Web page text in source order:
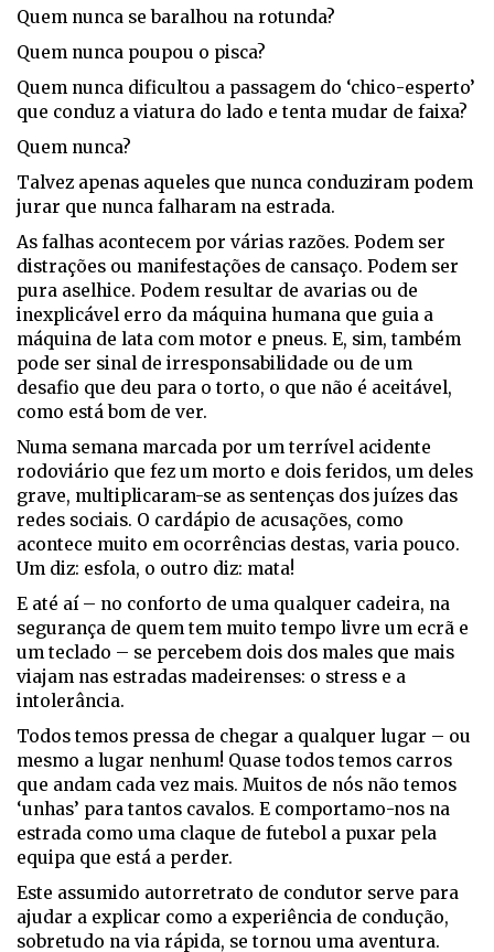
Quem nunca se baralhou na rotunda?
Quem nunca poupou o pisca?
Quem nunca dificultou a passagem do ‘chico-esperto’
que conduz a viatura do lado e tenta mudar de faixa?
Quem nunca?
Talvez apenas aqueles que nunca conduziram podem
jurar que nunca falharam na estrada.
As falhas acontecem por várias razões. Podem ser
distrações ou manifestações de cansaço. Podem ser
pura aselhice. Podem resultar de avarias ou de
inexplicável erro da máquina humana que guia a
máquina de lata com motor e pneus. E, sim, também
pode ser sinal de irresponsabilidade ou de um
desafio que deu para o torto, o que não é aceitável,
como está bom de ver.
Numa semana marcada por um terrível acidente
rodoviário que fez um morto e dois feridos, um deles
grave, multiplicaram-se as sentenças dos juízes das
redes sociais. O cardápio de acusações, como
acontece muito em ocorrências destas, varia pouco.
Um diz: esfola, o outro diz: mata!
E até aí – no conforto de uma qualquer cadeira, na
segurança de quem tem muito tempo livre um ecrã e
um teclado – se percebem dois dos males que mais
viajam nas estradas madeirenses: o stress e a
intolerância.
Todos temos pressa de chegar a qualquer lugar – ou
mesmo a lugar nenhum! Quase todos temos carros
que andam cada vez mais. Muitos de nós não temos
‘unhas’ para tantos cavalos. E comportamo-nos na
estrada como uma claque de futebol a puxar pela
equipa que está a perder.
Este assumido autorretrato de condutor serve para
ajudar a explicar como a experiência de condução,
sobretudo na via rápida, se tornou uma aventura.